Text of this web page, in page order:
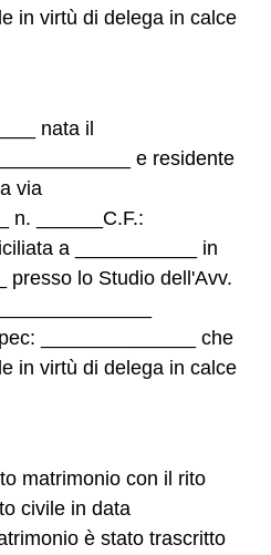
in virtù di delega in calce
nata il
e residente
via
n. ______C.F.:
a ___________ in
presso lo Studio dell'Avv.
______________ che
in virtù di delega in calce
matrimonio con il rito
civile in data
è stato trascritto